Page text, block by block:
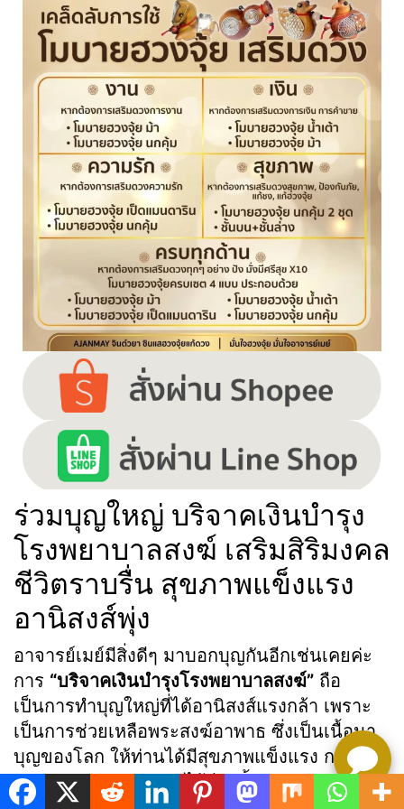
ร่วมบุญใหญ่ บริจาคเงินบำรุง
โรงพยาบาลสงฆ์ เสริมสิริมงคล
ชีวิตราบรื่น สุขภาพแข็งแรง
อานิสงส์พุ่ง
อาจารย์เมย์มีสิ่งดีๆ มาบอกบุญกันอีกเช่นเคยค่ะ
การ “บริจาคเงินบำรุงโรงพยาบาลสงฆ์” ถือ
เป็นการทำบุญใหญ่ที่ได้อานิสงส์แรงกล้า เพราะ
เป็นการช่วยเหลือพระสงฆ์อาพาธ ซึ่งเป็นเนื้อนา
บุญของโลก ให้ท่านได้มีสุขภาพแข็งแรง กลับมา
เผยแผ่พระพุทธศาสนาได้อีกครั้ง